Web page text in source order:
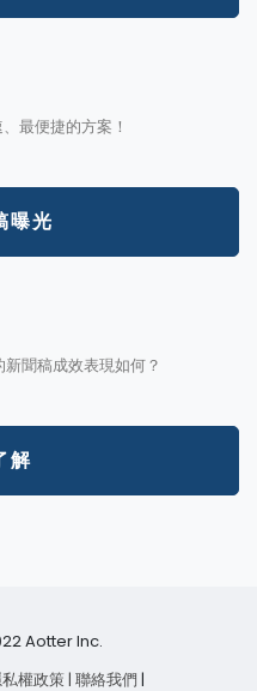
最便捷的方案！
曝光
聞稿成效表現如何？
解
Aotter Inc.
權政策| 聯絡我們 |